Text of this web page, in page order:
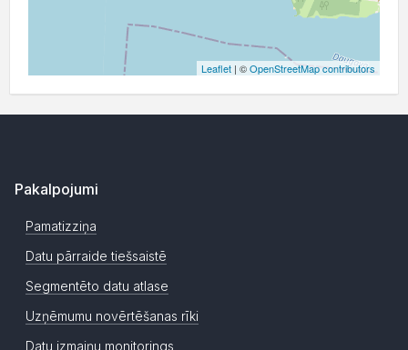
Leaflet | ©OpenStreetMap contributors
Pakalpojumi
Pamatizziņa
Datu pārraide tiešsaistē
Segmentēto datu atlase
Uzņēmumu novērtēšanas rīki
Datu izmaiņu monitorings